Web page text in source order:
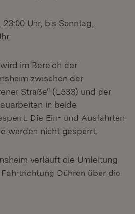
23:00 Uhr, bis Sonntag,
im Bereich der
zwischen der
Straße“ (L533) und der
in beide
Die Ein- und Ausfahrten
werden nicht gesperrt.
verläuft die Umleitung
Dühren über die